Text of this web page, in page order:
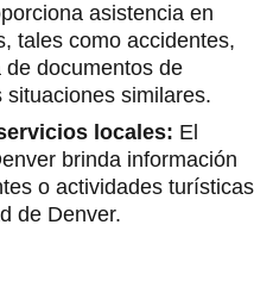
asistencia en
tales como accidentes,
documentos de
similares.
locales: El
brinda información
o actividades turísticas
de Denver.